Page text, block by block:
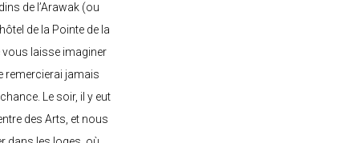
de l’Arawak (ou
de la Pointe de la
vous laisse imaginer
remercierai jamais
Le soir, il y eut
des Arts, et nous